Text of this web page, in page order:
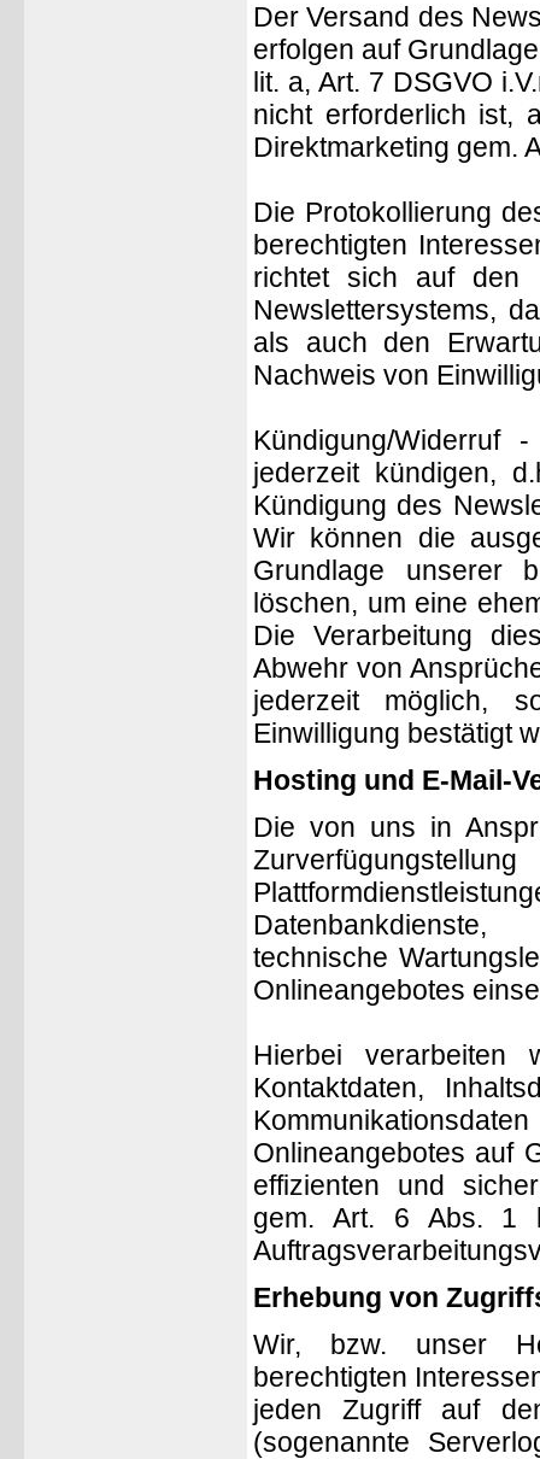
Der Versand des
erfolgen auf
lit. a, Art. 7 DSGVO
nicht erforderlich ist,
Direktmarketing gem.
Die Protokollierung
berechtigten
richtet sich auf den
Newslettersystems,
als auch den
Nachweis von
Kündigung/Widerruf
jederzeit kündigen,
Kündigung des
Wir können die
Grundlage unserer
löschen, um eine
Die Verarbeitung
Abwehr von
jederzeit möglich,
Einwilligung bestätigt
Hosting und E-Mail-
Die von uns in
Datenbankdienste,
technische
Onlineangebotes
Hierbei verarbeiten
Kontaktdaten,
Onlineangebotes auf
effizienten und
gem. Art. 6 Abs. 1
Erhebung von
Wir, bzw. unser
berechtigten
jeden Zugriff auf
(sogenannte